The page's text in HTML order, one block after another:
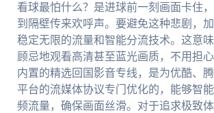
看球最怕什么？是进球前一刻画面卡住
到隔壁传来欢呼声。要避免这种悲剧，
稳定无限的流量和智能分流技术。这意
顾忌地观看高清甚至蓝光画质，不用担
内置的精选回国影音专线，是为优酷、
平台的流媒体协议专门优化的，能够智
频流量，确保画面丝滑。对于追求极致